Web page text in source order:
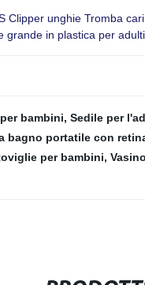
Clipper unghie Tromba
grande in plastica per adulti
bambini, Sedile per
bagno portatile con
per bambini,